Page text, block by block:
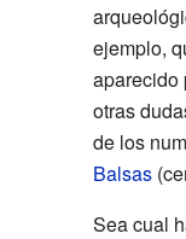
ejemplo,
aparecido
otras
de los
Balsas
Sea cual